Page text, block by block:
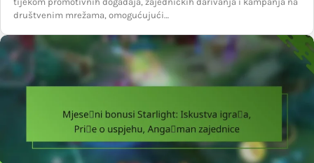
društvenim mrežama, omogućujući…